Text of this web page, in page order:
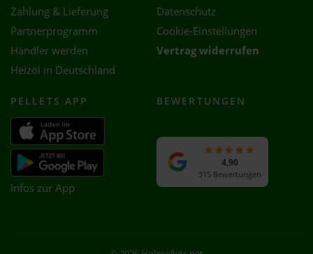
Zahlung & Lieferung
Partnerprogramm
Händler werden
Heizöl in Deutschland
Datenschutz
Cookie-Einstellungen
Vertrag widerrufen
PELLETS APP
Infos zur App
BEWERTUNGEN
4,90
315 Bewertungen